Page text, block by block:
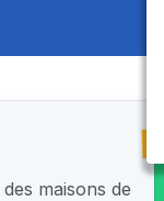
des maisons de